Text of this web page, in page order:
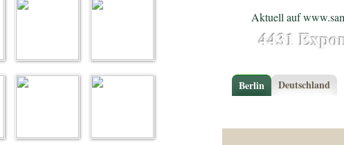
Aktuell auf
4431
Berlin Deutschland